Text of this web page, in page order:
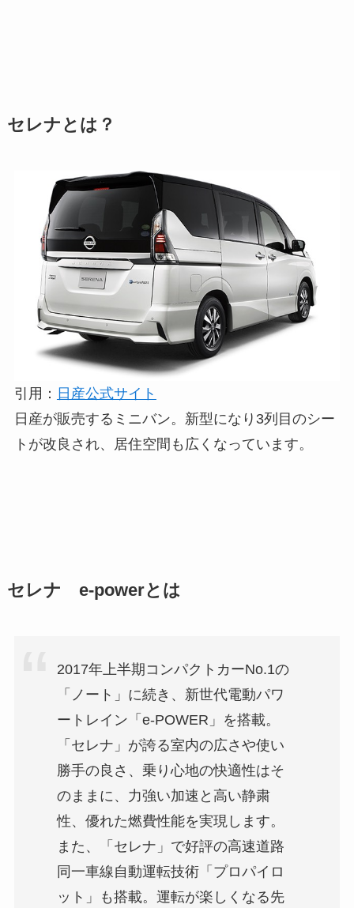
セレナとは？
引用： 日産公式サイト
日産が販売するミニバン。新型になり3列目のシー
トが改良され、居住空間も広くなっています。
セレナ e-powerとは
2017年上半期コンパクトカーNo.1の
「ノート」に続き、新世代電動パワ
ートレイン「e-POWER」を搭載。
「セレナ」が誇る室内の広さや使い
勝手の良さ、乗り心地の快適性はそ
のままに、力強い加速と高い静粛
性、優れた燃費性能を実現します。
また、「セレナ」で好評の高速道路
同一車線自動運転技術「プロパイロ
ット」も搭載。運転が楽しくなる先